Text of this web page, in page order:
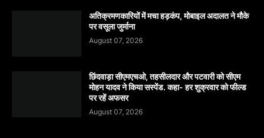
अतिक्रमणकारियों में मचा हड़कंप, मोबाइल अदालत ने मौके
पर वसूला जुर्माना
August 07, 2026
छिंदवाड़ा सीएमएचओ, तहसीलदार और पटवारी को सीएम
मोहन यादव ने किया सस्पेंड. कहा- हर शुक्रवार को फील्ड
पर रहें अफसर
August 07, 2026